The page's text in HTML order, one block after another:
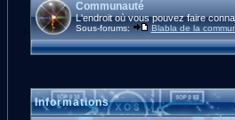
Communauté
L'endroit où vous pouvez faire
Sous-forums: Blabla de la
Informations